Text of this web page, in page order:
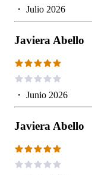
・ Julio 2026
Javiera Abello
・ Junio 2026
Javiera Abello